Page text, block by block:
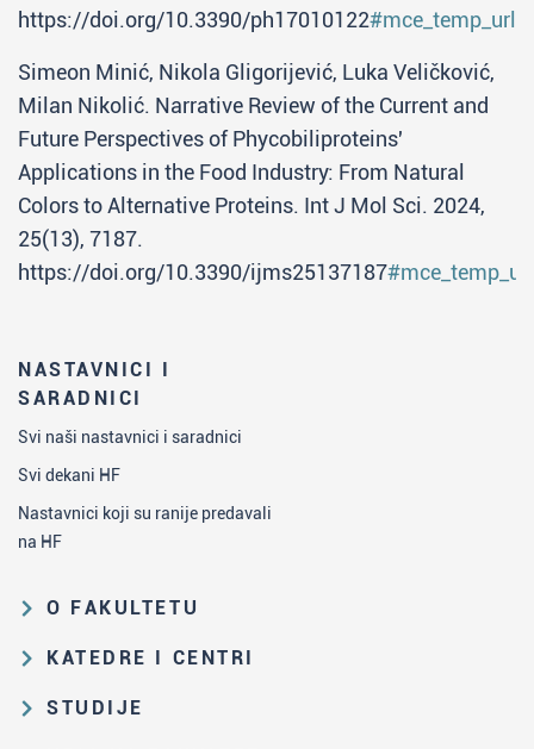
NASTAVNICI I
SARADNICI
Svi naši nastavnici i saradnici
Svi dekani HF
Nastavnici koji su ranije predavali
na HF
O FAKULTETU
Obrazovna i naučna delatnost
struktura
KATEDRE I CENTRI
Katedra za analitičku hemiju
STUDIJE
https://doi.org/10.3390/ph17010122#mce_temp_url#
Simeon Minić, Nikola Gligorijević, Luka Veličković,
Milan Nikolić. Narrative Review of the Current and
Future Perspectives of Phycobiliproteins'
Applications in the Food Industry: From Natural
Colors to Alternative Proteins. Int J Mol Sci. 2024,
25(13), 7187.
https://doi.org/10.3390/ijms25137187